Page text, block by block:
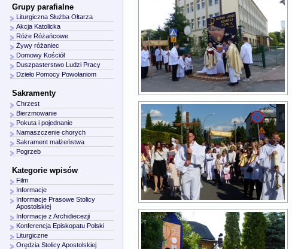
Grupy parafialne
Liturgiczna Służba Ołtarza
Akcja Katolicka
Róże Różańcowe
Żywy różaniec
Domowy Kościół
Duszpasterstwo Ludzi Pracy
Dzieło Pomocy Powołaniom
Sakramenty
Chrzest
Bierzmowanie
Pokuta i pojednanie
Namaszczenie chorych
Sakrament małżeństwa
Pogrzeb
Kategorie wpisów
Film
Informacje
Informacje Prasowe Stolicy
Apostolskiej
Informacje z Archidiecezji
Konferencja Episkopatu Polski
Liturgiczne
Orędzia Stolicy Apostolskiej